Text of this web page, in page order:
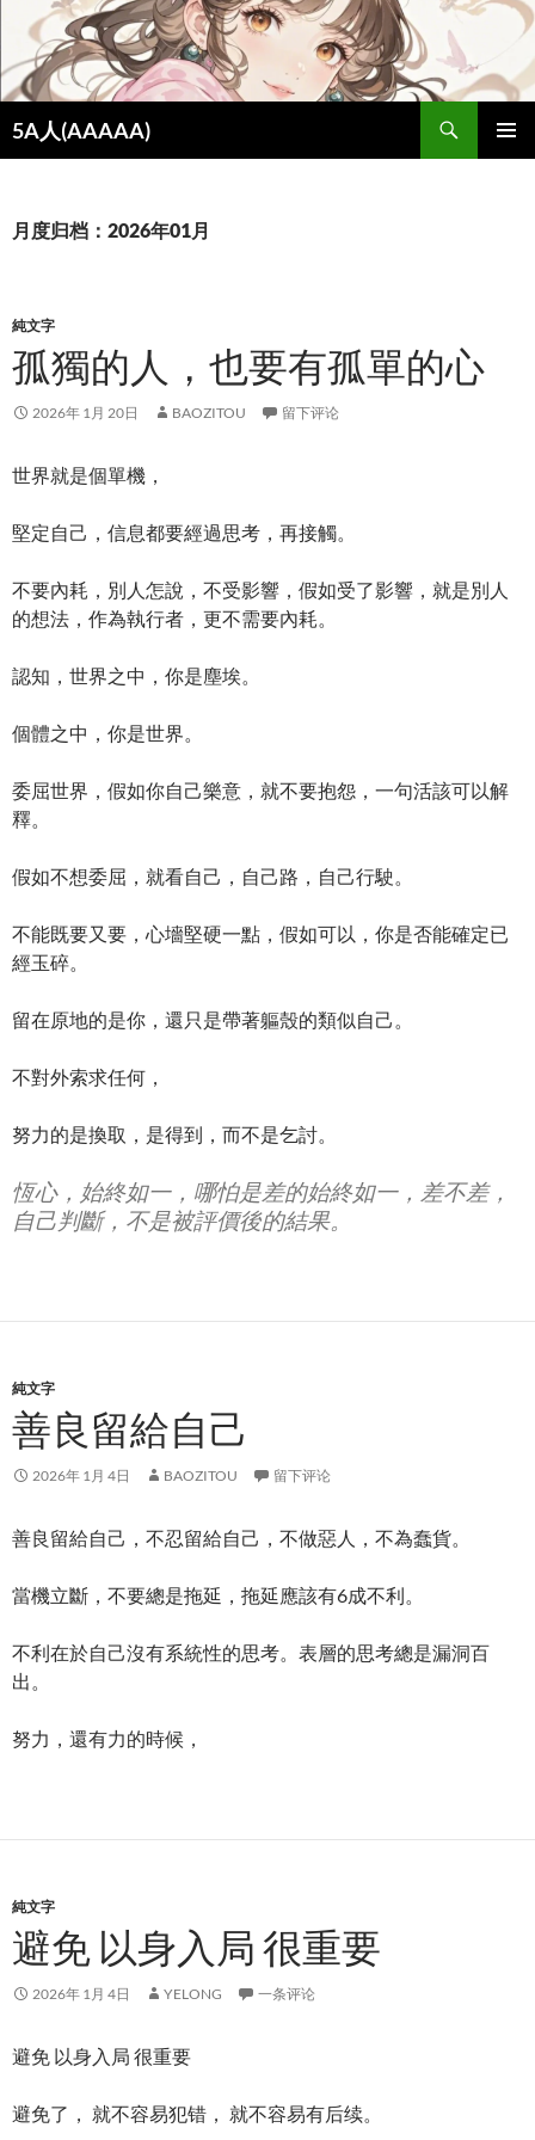
正
文
5A人(AAAAA)
索
月度归档：2026年01月
純文字
孤獨的人，也要有孤單的心
2026年 1月 20日 BAOZITOU 留下评论
世界就是個單機，
堅定自己，信息都要經過思考，再接觸。
不要內耗，別人怎說，不受影響，假如受了影響，就是別人
的想法，作為執行者，更不需要內耗。
認知，世界之中，你是塵埃。
個體之中，你是世界。
委屈世界，假如你自己樂意，就不要抱怨，一句活該可以解
釋。
假如不想委屈，就看自己，自己路，自己行駛。
不能既要又要，心墻堅硬一點，假如可以，你是否能確定已
經玉碎。
留在原地的是你，還只是帶著軀殼的類似自己。
不對外索求任何，
努力的是換取，是得到，而不是乞討。
恆心，始終如一，哪怕是差的始終如一，差不差，
自己判斷，不是被評價後的結果。
純文字
善良留給自己
2026年 1月 4日 BAOZITOU 留下评论
善良留給自己，不忍留給自己，不做惡人，不為蠢貨。
當機立斷，不要總是拖延，拖延應該有6成不利。
不利在於自己沒有系統性的思考。表層的思考總是漏洞百
出。
努力，還有力的時候，
純文字
避免 以身入局 很重要
2026年 1月 4日 YELONG 一条评论
避免 以身入局 很重要
避免了， 就不容易犯错， 就不容易有后续。